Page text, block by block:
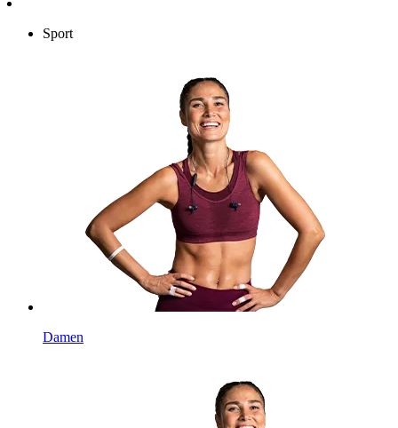
Sport
Damen